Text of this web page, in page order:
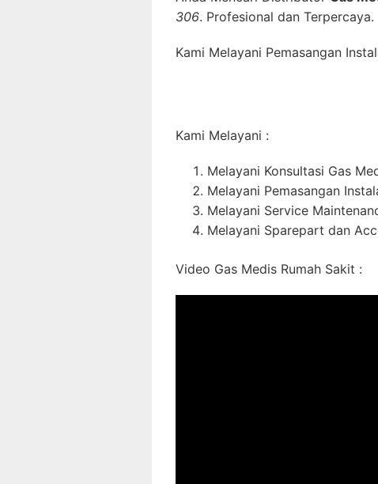
306. Profesional dan Terpercaya.
Kami Melayani Pemasangan
Kami Melayani :
Melayani Konsultasi Gas
Melayani Pemasangan
Melayani Service
Melayani Sparepart dan
Video Gas Medis Rumah Sakit :